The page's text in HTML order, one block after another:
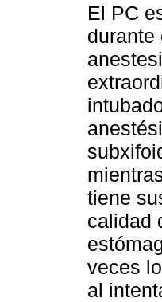
El PC
durante
tiene
calidad
veces
al